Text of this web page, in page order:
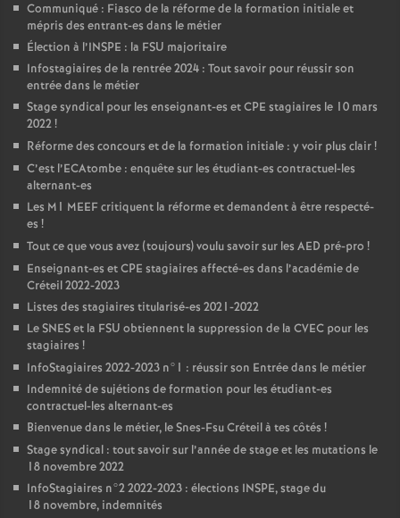
Communiqué : Fiasco de la réforme de la formation initiale et
mépris des entrant-es dans le métier
Élection à l’INSPE : la FSU majoritaire
Infostagiaires de la rentrée 2024 : Tout savoir pour réussir son
entrée dans le métier
Stage syndical pour les enseignant-es etCPE stagiaires le 10 mars
2022!
Réforme des concours et de la formation initiale : y voir plus clair!
C’est l’ECAtombe : enquête sur les étudiant-es contractuel-les
alternant-es
Les M1 MEEFcritiquent la réforme et demandent à être respecté-
es !
Tout ce que vous avez (toujours) voulu savoir sur les AED pré-pro !
Enseignant-es etCPE stagiaires affecté-es dans l’académie de
Créteil 2022-2023
Listes des stagiaires titularisé-es 2021-2022
LeSNESet la FSU obtiennent la suppression de la CVEC pour les
stagiaires !
InfoStagiaires 2022-2023 n°1 : réussir son Entrée dans le métier
Indemnité de sujétions de formation pour les étudiant-es
contractuel-les alternant-es
Bienvenue dans le métier, le Snes-Fsu Créteil à tes côtés !
Stage syndical : tout savoir sur l’année de stage et les mutations le
18 novembre 2022
InfoStagiaires n°2 2022-2023 : élections INSPE, stage du
18 novembre, indemnités